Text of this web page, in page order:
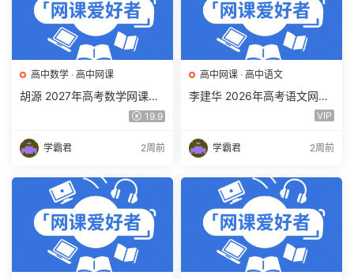
高中数学 · 高中网课
胡源 2027年高考数学网课教
程 高三数学 一轮复习暑假班
19.9
学霸君 2周前
高中网课 · 高中语文
李建华 2026年高考语文网课
教程 高三语文 a+二三轮复习
VIP
学霸君 2周前